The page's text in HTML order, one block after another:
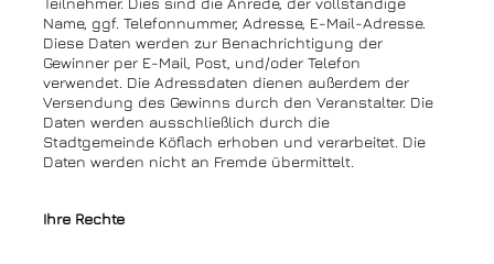
Name, ggf. Telefonnummer, Adresse, E-Mail-Adresse.
Diese Daten werden zur Benachrichtigung der
Gewinner per E-Mail, Post, und/oder Telefon
verwendet. Die Adressdaten dienen außerdem der
Versendung des Gewinns durch den Veranstalter. Die
Daten werden ausschließlich durch die
Stadtgemeinde Köflach erhoben und verarbeitet. Die
Daten werden nicht an Fremde übermittelt.
Ihre Rechte